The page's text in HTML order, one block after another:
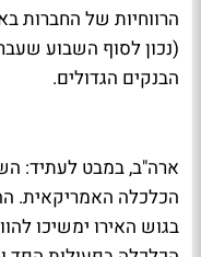
הרווחיות של החברות
(נכון לסוף השבוע
הבנקים הגדולים.
ארה"ב, במבט לעתיד:
הכלכלה האמריקאית.
בגוש האירו ימשיכו